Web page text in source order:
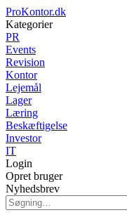
ProKontor.dk
Kategorier
PR
Events
Revision
Kontor
Lejemål
Lager
Læring
Beskæftigelse
Investor
IT
Login
Opret bruger
Nyhedsbrev